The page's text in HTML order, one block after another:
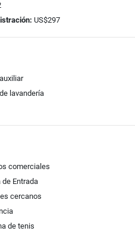
US$297
lavandería
comerciales
de Entrada
cercanos
de tenis